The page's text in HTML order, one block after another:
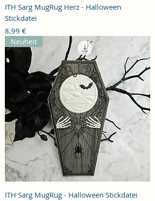
ITH Sarg MugRug Herz - Halloween
Stickdatei
Preis
8,99 €
Neuheit
ITH Sarg MugRug - Halloween Stickdatei